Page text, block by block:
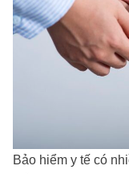
Bảo hiểm y tế có